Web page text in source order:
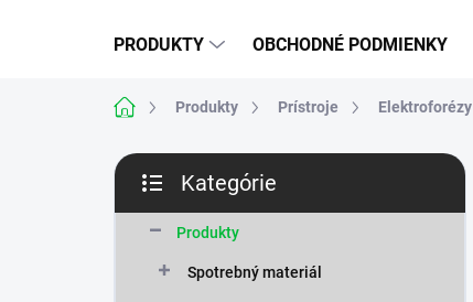
PRODUKTY OBCHODNÉ PODMIENKY
DomovProdukty Prístroje Elektroforézy
B
č
kategórie
Kategórie
Produkty
Spotrebný materiál